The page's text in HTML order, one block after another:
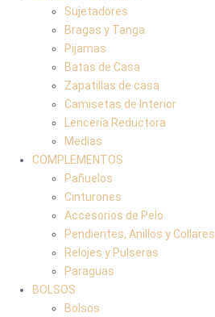
Sujetadores
Bragas y Tanga
Pijamas
Batas de Casa
Zapatillas de casa
Camisetas de Interior
Lencería Reductora
Medias
COMPLEMENTOS
Pañuelos
Cinturones
Accesorios de Pelo
Pendientes, Anillos y Collares
Relojes y Pulseras
Paraguas
BOLSOS
Bolsos